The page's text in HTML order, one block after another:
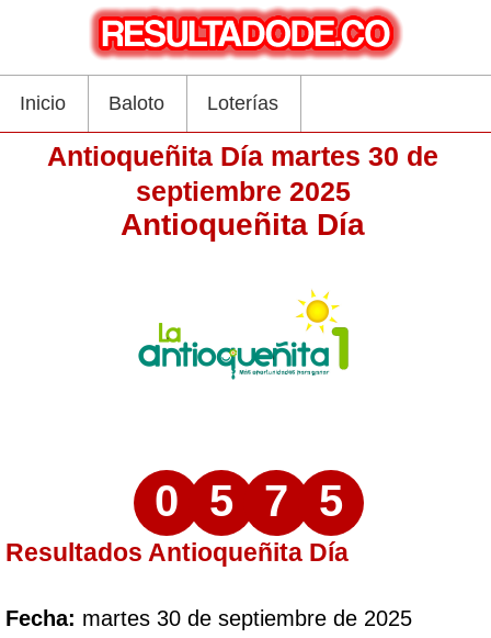
Inicio Baloto Loterías
Antioqueñita Día martes 30 de
septiembre 2025
Antioqueñita Día
0 5 7 5
Resultados Antioqueñita Día
Fecha: martes 30 de septiembre de 2025